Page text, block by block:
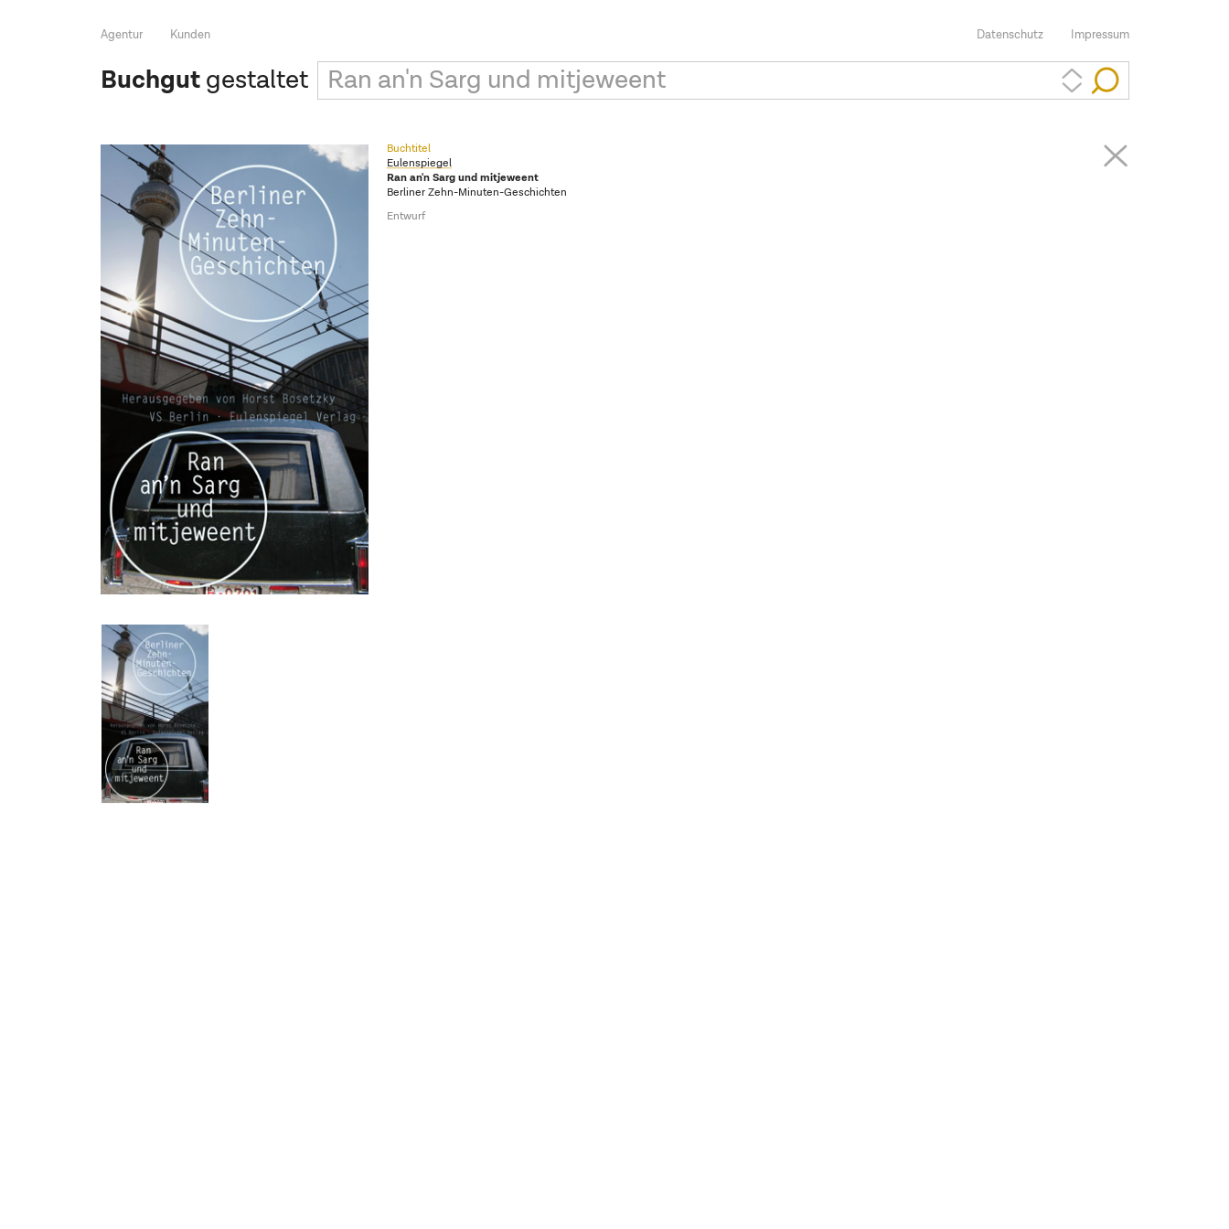
Agentur Kunden Impressum
Datenschutz
Buchgutgestaltet Ran an'n Sarg und mitjeweent
Buchtitel
Eulenspiegel
Ran an'n Sarg und mitjeweent
Berliner Zehn-Minuten-Geschichten
Entwurf